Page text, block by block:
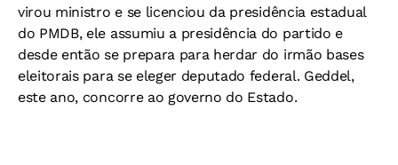
virou ministro e se licenciou da presidência estadual
do PMDB, ele assumiu a presidência do partido e
desde então se prepara para herdar do irmão bases
eleitorais para se eleger deputado federal. Geddel,
este ano, concorre ao governo do Estado.